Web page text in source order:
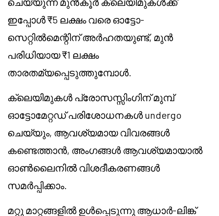
ഇപ്പോൾ ₹5 ലക്ഷം വരെ ഓട്ടോ-
സെറ്റിൽമെന്റിന് അർഹതയുണ്ട്, മുൻ
പരിധിയായ ₹1 ലക്ഷം
താരതമ്യപ്പെടുത്തുമ്പോൾ.
ക്ലെയിമുകൾ പ്രോസസ്സിംഗിന് മുമ്പ്
ഓട്ടോമേറ്റഡ് പരിശോധനകൾ undergo
ചെയ്യും, ആവശ്യമായ വിവരങ്ങൾ
കണ്ടെത്താൻ, അംഗങ്ങൾ ആവശ്യമായാൽ
ഓൺലൈനിൽ വിശദീകരണങ്ങൾ
സമർപ്പിക്കാം.
മറ്റു മാറ്റങ്ങളിൽ ഉൾപ്പെടുന്നു ആധാർ-ലിങ്ക്